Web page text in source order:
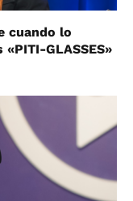
cuando lo
GLASSES»